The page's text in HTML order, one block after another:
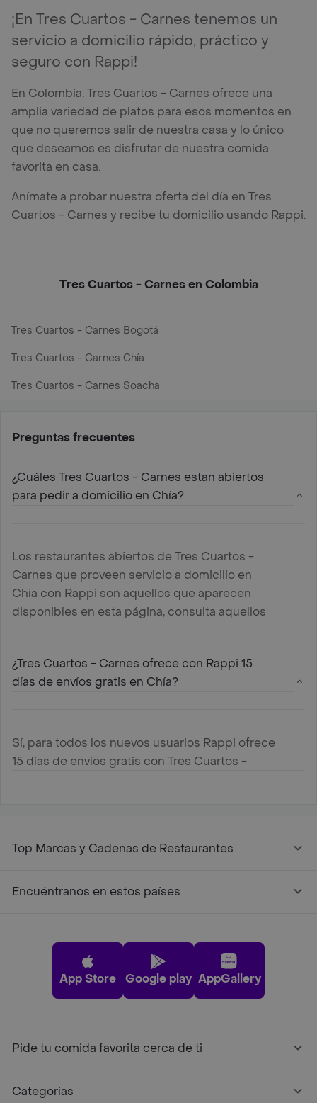
¡En Tres Cuartos - Carnes tenemos un
servicio a domicilio rápido, práctico y
seguro con Rappi!
En Colombia, Tres Cuartos - Carnes ofrece una
amplia variedad de platos para esos momentos en
que no queremos salir de nuestra casa y lo único
que deseamos es disfrutar de nuestra comida
favorita en casa.
Anímate a probar nuestra oferta del día en Tres
Cuartos - Carnes y recibe tu domicilio usando Rappi.
Tres Cuartos - Carnes en Colombia
Tres Cuartos - Carnes Bogotá
Tres Cuartos - Carnes Chía
Tres Cuartos - Carnes Soacha
Preguntas frecuentes
¿Cuáles Tres Cuartos - Carnes estan abiertos
para pedir a domicilio en Chía?
Los restaurantes abiertos de Tres Cuartos -
Carnes que proveen servicio a domicilio en
Chía con Rappi son aquellos que aparecen
disponibles en esta página, consulta aquellos
¿Tres Cuartos - Carnes ofrece con Rappi 15
días de envíos gratis en Chía?
Sí, para todos los nuevos usuarios Rappi ofrece
15 días de envíos gratis con Tres Cuartos -
Top Marcas y Cadenas de Restaurantes
Encuéntranos en estos países
App Store Google play AppGallery
Pide tu comida favorita cerca de ti
Categorías